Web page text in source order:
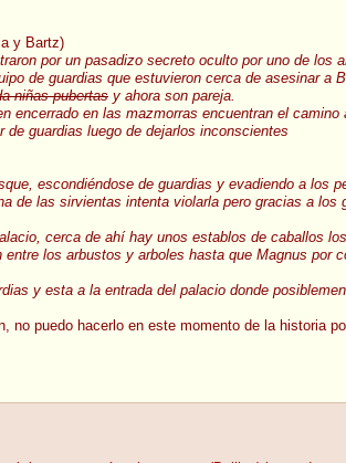
y Bartz)
por un pasadizo secreto oculto por uno de
de guardias que estuvieron cerca de asesinar
niñas pubertas y ahora son pareja.
encerrado en las mazmorras encuentran el
de guardias luego de dejarlos inconscientes
escondiéndose de guardias y evadiendo a los
de las sirvientas intenta violarla pero gracias a
cerca de ahí hay unos establos de caballos
los arbustos y arboles hasta que Magnus por
y esta a la entrada del palacio donde
no puedo hacerlo en este momento de la historia